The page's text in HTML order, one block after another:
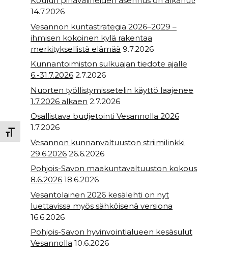
Toggle Font size
14.7.2026
Vesannon kuntastrategia 2026–2029 –
ihmisen kokoinen kylä rakentaa
merkityksellistä elämää 9.7.2026
Kunnantoimiston sulkuajan tiedote ajalle
6.-31.7.2026 2.7.2026
Nuorten työllistymissetelin käyttö laajenee
1.7.2026 alkaen 2.7.2026
Osallistava budjetointi Vesannolla 2026
1.7.2026
Vesannon kunnanvaltuuston striimilinkki
29.6.2026 26.6.2026
Pohjois-Savon maakuntavaltuuston kokous
8.6.2026 18.6.2026
Vesantolainen 2026 kesälehti on nyt
luettavissa myös sähköisenä versiona
16.6.2026
Pohjois-Savon hyvinvointialueen kesäsulut
Vesannolla 10.6.2026